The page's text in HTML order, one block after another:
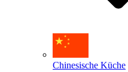
Chinesische Küche